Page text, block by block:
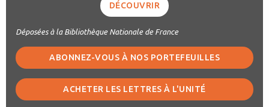
DÉCOUVRIR
Déposées à la Bibliothèque Nationale de France
ABONNEZ-VOUS À NOS PORTEFEUILLES
ACHETER LES LETTRES À L'UNITÉ